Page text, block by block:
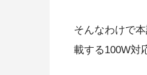
そんなわけで
載する100W対